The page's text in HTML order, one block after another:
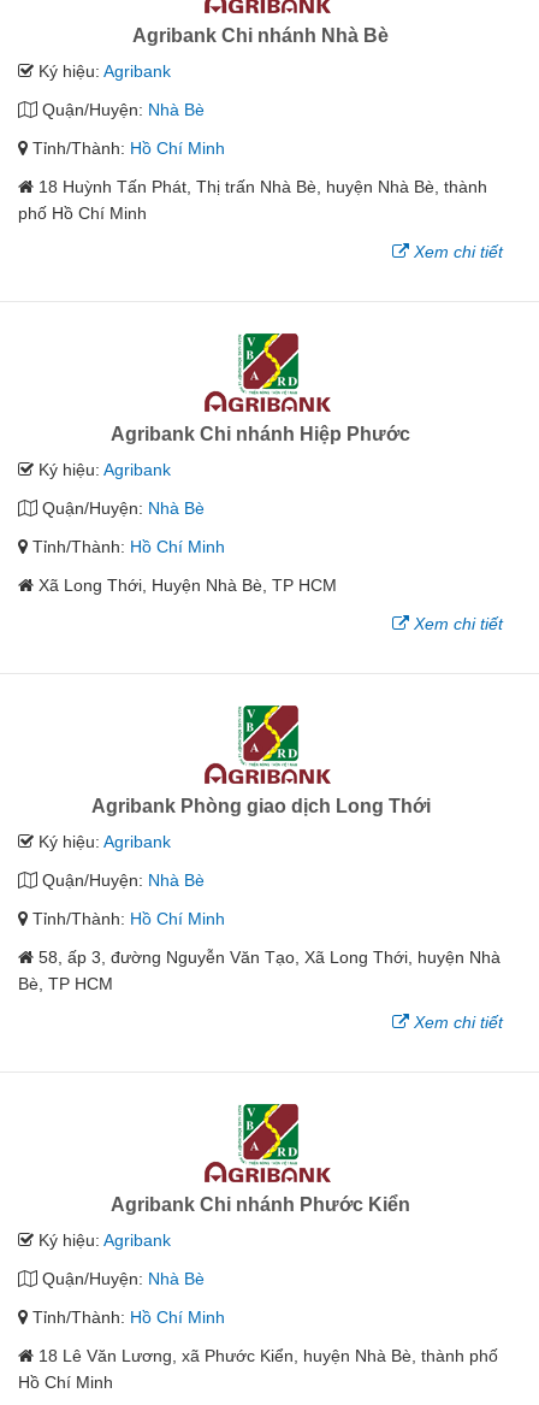
Agribank Chi nhánh Nhà Bè
Ký hiệu: Agribank
Quận/Huyện: Nhà Bè
Tỉnh/Thành: Hồ Chí Minh
18 Huỳnh Tấn Phát, Thị trấn Nhà Bè, huyện Nhà Bè, thành
phố Hồ Chí Minh
Xem chi tiết
Agribank Chi nhánh Hiệp Phước
Ký hiệu: Agribank
Quận/Huyện: Nhà Bè
Tỉnh/Thành: Hồ Chí Minh
Xã Long Thới, Huyện Nhà Bè, TP HCM
Xem chi tiết
Agribank Phòng giao dịch Long Thới
Ký hiệu: Agribank
Quận/Huyện: Nhà Bè
Tỉnh/Thành: Hồ Chí Minh
58, ấp 3, đường Nguyễn Văn Tạo, Xã Long Thới, huyện Nhà
Bè, TP HCM
Xem chi tiết
Agribank Chi nhánh Phước Kiển
Ký hiệu: Agribank
Quận/Huyện: Nhà Bè
Tỉnh/Thành: Hồ Chí Minh
18 Lê Văn Lương, xã Phước Kiển, huyện Nhà Bè, thành phố
Hồ Chí Minh